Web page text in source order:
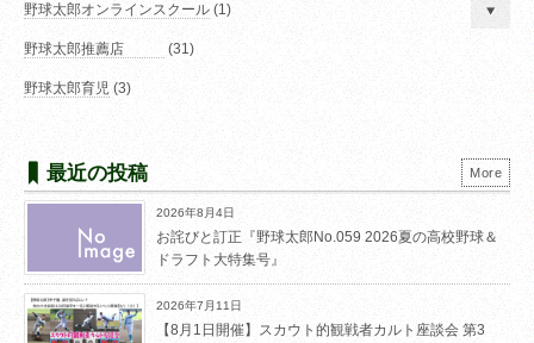
野球太郎オンラインスクール (1)
野球太郎推薦店 (31)
野球太郎育児 (3)
最近の投稿
2026年8月4日
お詫びと訂正『野球太郎No.059 2026夏の高校野球＆
ドラフト大特集号』
2026年7月11日
【8月1日開催】スカウト的観戦者カルト座談会 第3
More